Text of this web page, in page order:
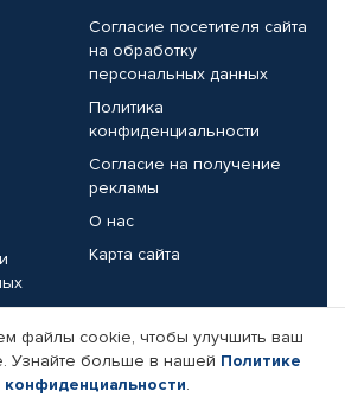
Согласие посетителя сайта
на обработку
персональных данных
Политика
конфиденциальности
Согласие на получение
рекламы
О нас
Карта сайта
Реквизиты компании
файлы cookie, чтобы улучшить ваш
Узнайте больше в нашей Политике
конфиденциальности.